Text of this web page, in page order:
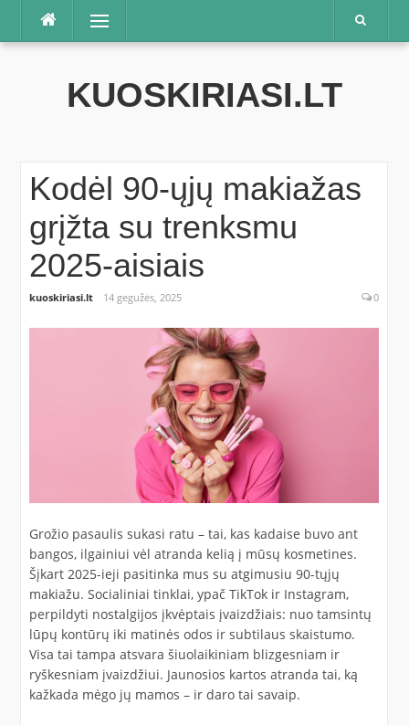
Praleisti
Meniu
KUOSKIRIASI.LT
Kodėl 90-ųjų makiažas
grįžta su trenksmu
2025-aisiais
kuoskiriasi.lt 14 gegužės, 2025 0
Grožio pasaulis sukasi ratu – tai, kas kadaise buvo ant
bangos, ilgainiui vėl atranda kelią į mūsų kosmetines.
Šįkart 2025-ieji pasitinka mus su atgimusiu 90-tųjų
makiažu. Socialiniai tinklai, ypač TikTok ir Instagram,
perpildyti nostalgijos įkvėptais įvaizdžiais: nuo tamsintų
lūpų kontūrų iki matinės odos ir subtilaus skaistumo.
Visa tai tampa atsvara šiuolaikiniam blizgesniam ir
ryškesniam įvaizdžiui. Jaunosios kartos atranda tai, ką
kažkada mėgo jų mamos – ir daro tai savaip.